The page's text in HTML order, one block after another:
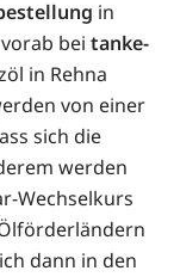
in
bei tanke-
in Rehna
von einer
sich die
werden
Wechselkurs
dann in den